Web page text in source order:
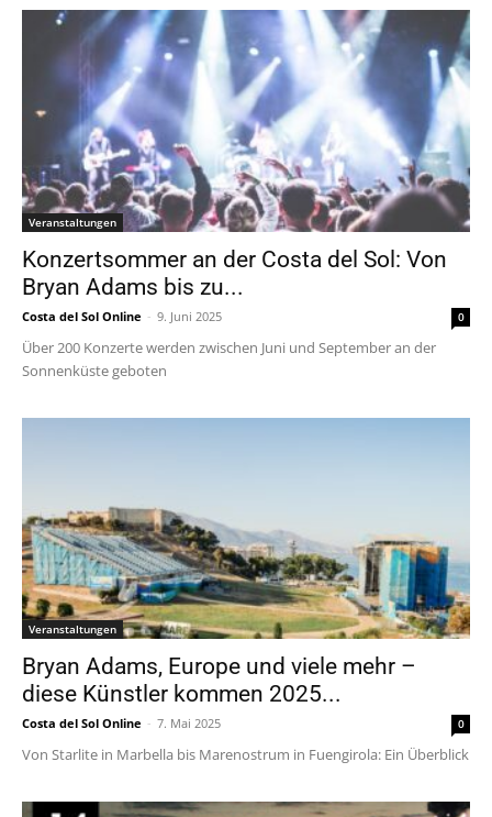
Veranstaltungen
Konzertsommer an der Costa del Sol: Von
Bryan Adams bis zu...
Costa del Sol Online - 9. Juni 2025 0
Über 200 Konzerte werden zwischen Juni und September an der
Sonnenküste geboten
Veranstaltungen
Bryan Adams, Europe und viele mehr –
diese Künstler kommen 2025...
Costa del Sol Online - 7. Mai 2025 0
Von Starlite in Marbella bis Marenostrum in Fuengirola: Ein Überblick